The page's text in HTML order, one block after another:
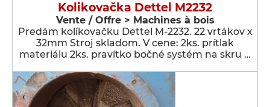
Kolikovačka Dettel M2232
Vente / Offre > Machines à bois
Predám kolíkovačku Dettel M-2232. 22 vrtákov x
32mm Stroj skladom. V cene: 2ks. prítlak
materiálu 2ks. pravítko bočné systém na skru …